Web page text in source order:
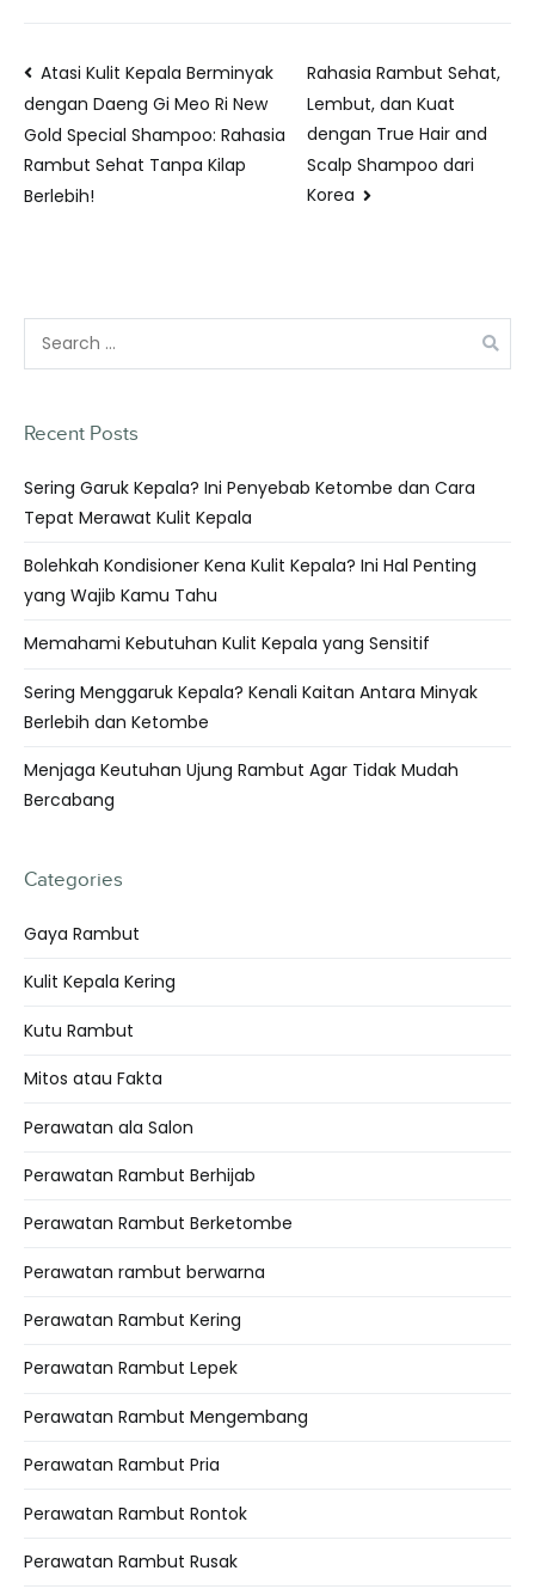
Atasi Kulit Kepala Berminyak
dengan Daeng Gi Meo Ri New
Gold Special Shampoo: Rahasia
Rambut Sehat Tanpa Kilap
Berlebih!
Rahasia Rambut Sehat,
Lembut, dan Kuat
dengan True Hair and
Scalp Shampoo dari
Korea
Recent Posts
Sering Garuk Kepala? Ini Penyebab Ketombe dan Cara
Tepat Merawat Kulit Kepala
Bolehkah Kondisioner Kena Kulit Kepala? Ini Hal Penting
yang Wajib Kamu Tahu
Memahami Kebutuhan Kulit Kepala yang Sensitif
Sering Menggaruk Kepala? Kenali Kaitan Antara Minyak
Berlebih dan Ketombe
Menjaga Keutuhan Ujung Rambut Agar Tidak Mudah
Bercabang
Categories
Gaya Rambut
Kulit Kepala Kering
Kutu Rambut
Mitos atau Fakta
Perawatan ala Salon
Perawatan Rambut Berhijab
Perawatan Rambut Berketombe
Perawatan rambut berwarna
Perawatan Rambut Kering
Perawatan Rambut Lepek
Perawatan Rambut Mengembang
Perawatan Rambut Pria
Perawatan Rambut Rontok
Perawatan Rambut Rusak